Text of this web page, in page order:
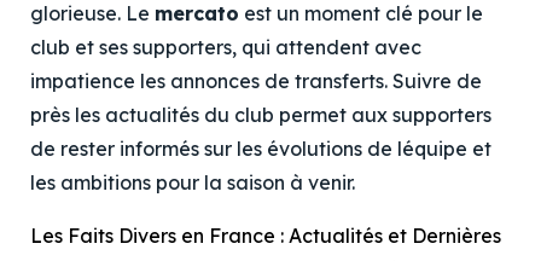
glorieuse. Le mercato est un moment clé pour le
club et ses supporters, qui attendent avec
impatience les annonces de transferts. Suivre de
près les actualités du club permet aux supporters
de rester informés sur les évolutions de léquipe et
les ambitions pour la saison à venir.
Les Faits Divers en France : Actualités et Dernières